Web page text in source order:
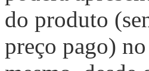
do produto
preço pago)